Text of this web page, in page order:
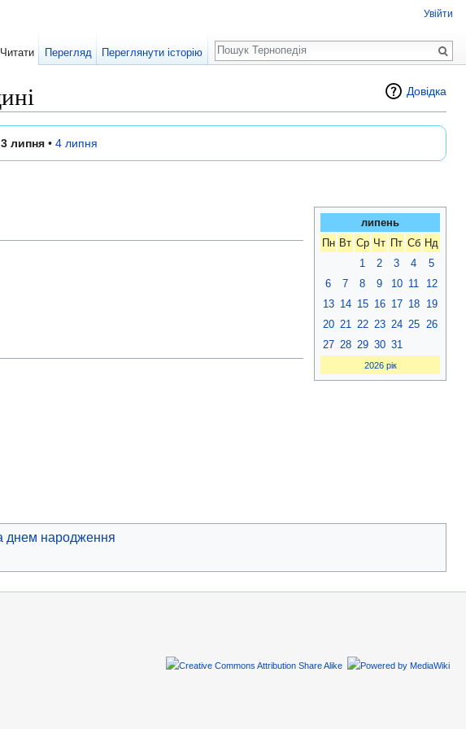
Довідка
3 липня • 4 липня
липень
Пн Вт Ср Чт Пт Сб Нд
1
2 3 4
5
6
7 8 9 10 11
12
13 14 15 16 17 18
19
20 21 22 23 24 25
26
27 28 29 30 31
2026 рік
днем народження
Увійти
Читати Перегляд Переглянути історію
Пошук